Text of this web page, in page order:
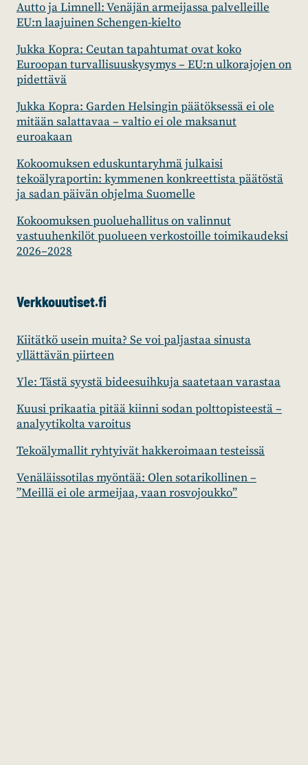
Autto ja Limnell: Venäjän armeijassa palvelleille
EU:n laajuinen Schengen-kielto
Jukka Kopra: Ceutan tapahtumat ovat koko
Euroopan turvallisuuskysymys – EU:n ulkorajojen on
pidettävä
Jukka Kopra: Garden Helsingin päätöksessä ei ole
mitään salattavaa – valtio ei ole maksanut
euroakaan
Kokoomuksen eduskuntaryhmä julkaisi
tekoälyraportin: kymmenen konkreettista päätöstä
ja sadan päivän ohjelma Suomelle
Kokoomuksen puoluehallitus on valinnut
vastuuhenkilöt puolueen verkostoille toimikaudeksi
2026–2028
Verkkouutiset.fi
Kiitätkö usein muita? Se voi paljastaa sinusta
yllättävän piirteen
Yle: Tästä syystä bideesuihkuja saatetaan varastaa
Kuusi prikaatia pitää kiinni sodan polttopisteestä –
analyytikolta varoitus
Tekoälymallit ryhtyivät hakkeroimaan testeissä
Venäläissotilas myöntää: Olen sotarikollinen –
”Meillä ei ole armeijaa, vaan rosvojoukko”